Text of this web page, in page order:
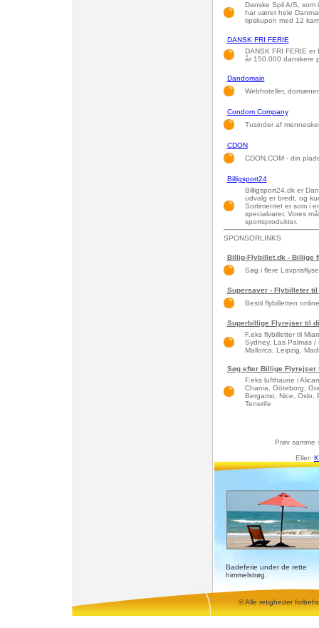
Danske Spil A/S,
har været hele
tipskupon med 12
DANSK FRI FERIE
DANSK FRI FERIE
år 150.000 danskere
Dandomain
Webhoteller,
Condom Company
Tusinder af
CDON
CDON.COM - din
Billigsport24
Billigsport24.dk er
udvalg er bredt, og
Sortimentet er som i
specialvarer. Vores
sportsprodukter.
SPONSORLINKS
Billig-Flybillet.dk - Billige
Søg i flere
Supersaver - Flybilleter
Bestil flybilletten
Superbillige Flyrejser til
F.eks flybilletter til
Sydney, Las Palmas /
Mallorca, Leipzig,
Søg efter Billige Flyrejser
F.eks lufthavne i
Chania, Göteborg,
Bergamo, Nice, Oslo,
Tenerife
Prøv
Eller:
Badeferie under de rette
himmelstrøg.
© Alle retigheder